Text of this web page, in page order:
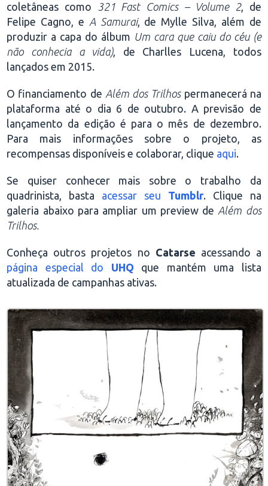
coletâneas como 321 Fast Comics – Volume 2, de
Felipe Cagno, e A Samurai, de Mylle Silva, além de
produzir a capa do álbum Um cara que caiu do céu (e
não conhecia a vida), de Charlles Lucena, todos
lançados em 2015.
O financiamento de Além dos Trilhospermanecerá na
plataforma até o dia 6 de outubro. A previsão de
lançamento da edição é para o mês de dezembro.
Para mais informações sobre o projeto, as
recompensas disponíveis e colaborar, clique aqui.
Se quiser conhecer mais sobre o trabalho da
quadrinista, basta acessar seu Tumblr. Clique na
galeria abaixo para ampliar um preview de Além dos
Trilhos.
Conheça outros projetos no Catarse acessando a
página especial do UHQ que mantém uma lista
atualizada de campanhas ativas.